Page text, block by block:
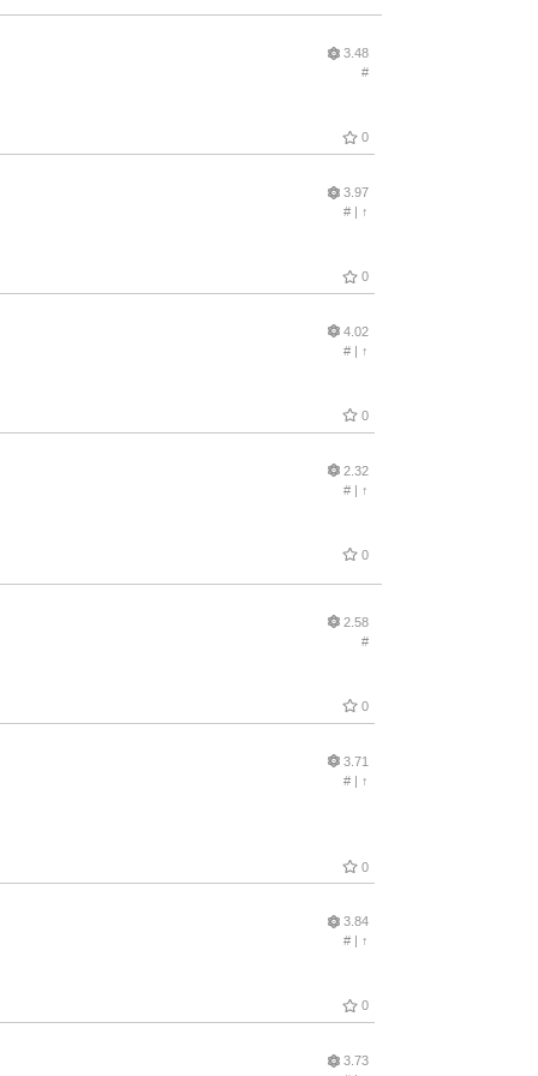
3.48
#
0
3.97
#| ↑
0
4.02
#| ↑
0
2.32
#| ↑
0
2.58
#
0
3.71
#| ↑
0
3.84
#| ↑
0
3.73